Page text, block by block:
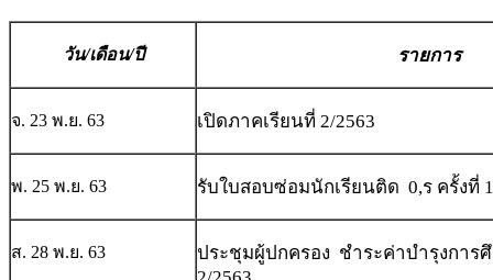
วัน/เดือน/ปี รายการ
จ. 23 พ.ย. 63 เปิดภาคเรียนที่ 2/2563
พ. 25 พ.ย. 63 รับใบสอบซ่อมนักเรียนติด 0,ร ครั้งที่ 1
ส. 28 พ.ย. 63
ประชุมผู้ปกครอง ชำระค่าบำรุงการ